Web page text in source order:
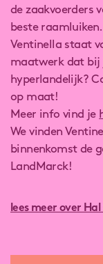
de zaakvoerders
beste raamluiken.
Ventinella staat
maatwerk dat bij
hyperlandelijk?
op maat!
Meer info vind je
We vinden
binnenkomst de
LandMarck!
lees meer over